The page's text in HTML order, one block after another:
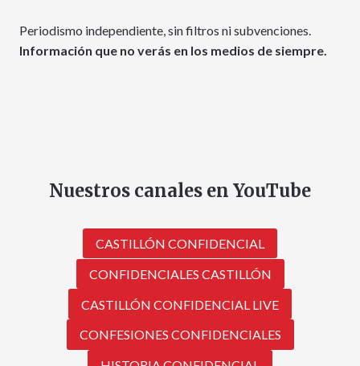
Periodismo independiente, sin filtros ni subvenciones.
Información que no verás en los medios de siempre.
Nuestros canales en YouTube
CASTILLÓN CONFIDENCIAL
CONFIDENCIALES CASTILLÓN
CASTILLÓN CONFIDENCIAL LIVE
CONFESIONES CONFIDENCIALES